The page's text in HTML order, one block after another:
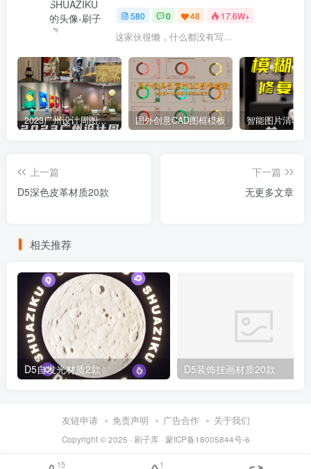
580 0 48 17.6W+
这家伙很懒，什么都没有写...
2023广州设计周图集更新至8000多张高清图+联系方式 国外创意CAD图框模板
上一篇
D5深色皮革材质20款
下一篇
无更多文章
相关推荐
D5自发光材质2款 D5装饰挂画材质20款
友链申请 免责声明 广告合作 关于我们
Copyright © 2025 · 刷子库 · 蒙ICP备18005844号-6
15 1